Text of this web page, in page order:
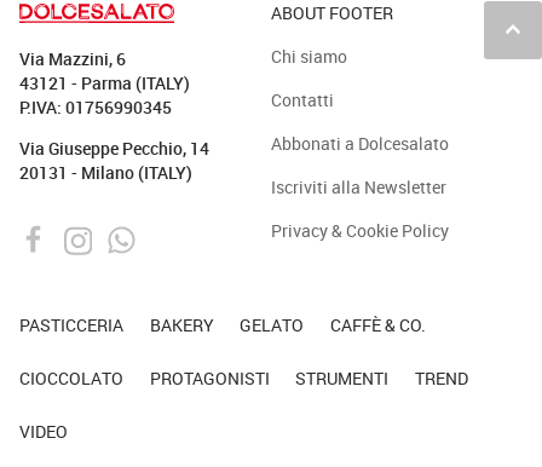
keyboard_arrow_up
Via Mazzini, 6
43121 - Parma (ITALY)
P.IVA: 01756990345
Via Giuseppe Pecchio, 14
20131 - Milano (ITALY)
ABOUT FOOTER
Chi siamo
Contatti
Abbonati a Dolcesalato
Iscriviti alla Newsletter
Privacy & Cookie Policy
PASTICCERIA BAKERY GELATO CAFFÈ & CO.
CIOCCOLATO PROTAGONISTI STRUMENTI TREND
VIDEO